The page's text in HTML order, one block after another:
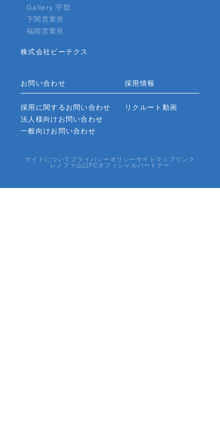
Gallery 宇部
下関営業所
福岡営業所
株式会社ビーテクス
お問い合わせ
採用に関するお問い合わせ
法人様向けお問い合わせ
一般向けお問い合わせ
採用情報
リクルート動画
サイトについて プライバシーポリシーサイトマップ リンク
レノファ山口FCオフィシャルパートナー